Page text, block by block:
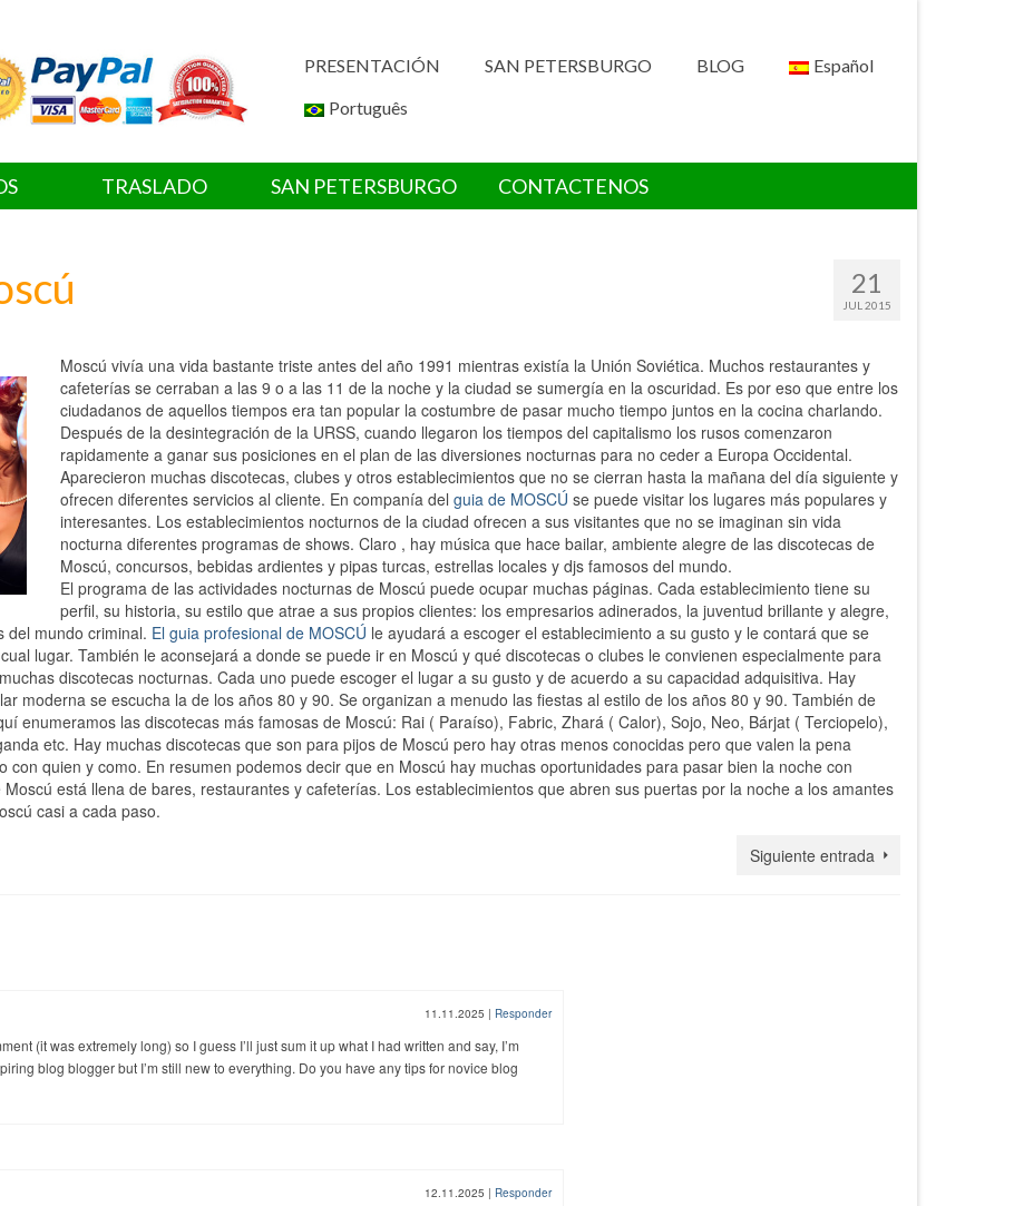
PRESENTACIÓN SAN PETERSBURGO BLOG
Español
Português
TRASLADO SAN PETERSBURGO CONTACTENOS
21
JUL 2015
Moscú vivía una vida bastante triste antes del año 1991 mientras existía la Unión Soviética. Muchos restaurantes y
cafeterías se cerraban a las 9 o a las 11 de la noche y la ciudad se sumergía en la oscuridad. Es por eso que entre los
ciudadanos de aquellos tiempos era tan popular la costumbre de pasar mucho tiempo juntos en la cocina charlando.
Después de la desintegración de la URSS, cuando llegaron los tiempos del capitalismo los rusos comenzaron
rapidamente a ganar sus posiciones en el plan de las diversiones nocturnas para no ceder a Europa Occidental.
Aparecieron muchas discotecas, clubes y otros establecimientos que no se cierran hasta la mañana del día siguiente y
ofrecen diferentes servicios al cliente. En companía del guia de MOSCÚ se puede visitar los lugares más populares y
interesantes. Los establecimientos nocturnos de la ciudad ofrecen a sus visitantes que no se imaginan sin vida
nocturna diferentes programas de shows. Claro , hay música que hace bailar, ambiente alegre de las discotecas de
Moscú, concursos, bebidas ardientes y pipas turcas, estrellas locales y djs famosos del mundo.
El programa de las actividades nocturnas de Moscú puede ocupar muchas páginas. Cada establecimiento tiene su
perfil, su historia, su estilo que atrae a sus propios clientes: los empresarios adinerados, la juventud brillante y alegre,
del mundo criminal. El guia profesional de MOSCÚ le ayudará a escoger el establecimiento a su gusto y le contará que se
lugar. También le aconsejará a donde se puede ir en Moscú y qué discotecas o clubes le convienen especialmente para
discotecas nocturnas. Cada uno puede escoger el lugar a su gusto y de acuerdo a su capacidad adquisitiva. Hay
moderna se escucha la de los años 80 y 90. Se organizan a menudo las fiestas al estilo de los años 80 y 90. También de
enumeramos las discotecas más famosas de Moscú: Rai ( Paraíso), Fabric, Zhará ( Calor), Sojo, Neo, Bárjat ( Terciopelo),
etc. Hay muchas discotecas que son para pijos de Moscú pero hay otras menos conocidas pero que valen la pena
quien y como. En resumen podemos decir que en Moscú hay muchas oportunidades para pasar bien la noche con
está llena de bares, restaurantes y cafeterías. Los establecimientos que abren sus puertas por la noche a los amantes
casi a cada paso.
Siguiente entrada
11.11.2025 | Responder
(it was extremely long) so I guess I’ll just sum it up what I had written and say, I’m
blog blogger but I’m still new to everything. Do you have any tips for novice blog
12.11.2025 | Responder